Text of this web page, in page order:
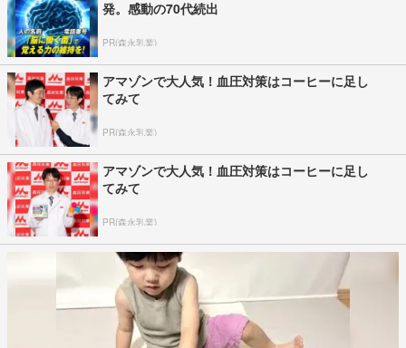
発。感動の70代続出
PR(森永乳業)
アマゾンで大人気！血圧対策はコーヒーに足し
てみて
PR(森永乳業)
アマゾンで大人気！血圧対策はコーヒーに足し
てみて
PR(森永乳業)